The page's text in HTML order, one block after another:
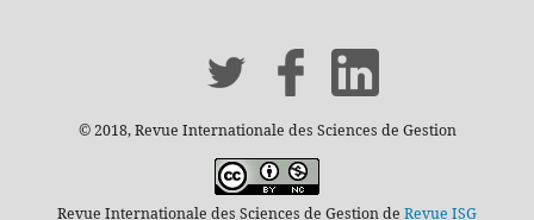
© 2018, Revue Internationale des Sciences de Gestion
Revue Internationale des Sciences de Gestion de Revue ISG